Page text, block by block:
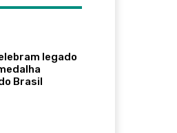
legado
Brasil